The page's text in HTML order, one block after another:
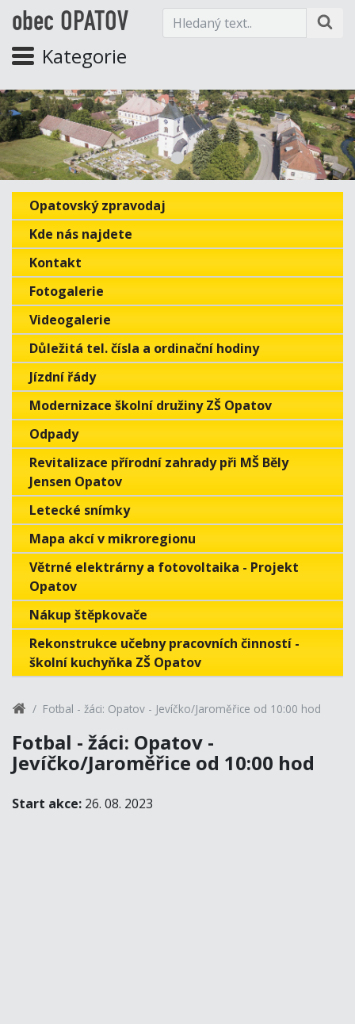
obec OPATOV
Kategorie
Opatovský zpravodaj
Kde nás najdete
Kontakt
Fotogalerie
Videogalerie
Důležitá tel. čísla a ordinační hodiny
Jízdní řády
Modernizace školní družiny ZŠ Opatov
Odpady
Revitalizace přírodní zahrady při MŠ Běly
Jensen Opatov
Letecké snímky
Mapa akcí v mikroregionu
Větrné elektrárny a fotovoltaika - Projekt
Opatov
Nákup štěpkovače
Rekonstrukce učebny pracovních činností -
školní kuchyňka ZŠ Opatov
Fotbal - žáci: Opatov - Jevíčko/Jaroměřice od 10:00 hod
Fotbal - žáci: Opatov -
Jevíčko/Jaroměřice od 10:00 hod
Start akce: 26. 08. 2023